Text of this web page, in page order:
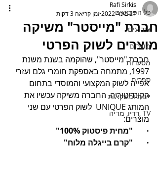
כל הפוסטים
אירועים
מוצרים
מסעדות
ספרים
יינות ומשקאות
TV ,רדיו, מדיה
חברת "מייסטר" משיקה
מוצרים לשוק הפרטי
Rafi Sirkis
27 בינו׳ 2022
זמן קריאה 3 דקות
חברת "מייסטר", שהוקמה בשנת משנת
1997, מתמחה באספקת חומרי גלם ועזרי
אפייה לשוק המקצועי והמוסדי בתחום
הקונדיטוריה. החברה משיקה עכשיו את
המותג UNIQUE  לשוק הפרטי עם שני
מוצרים:
·       "מחית פיסטוק 100%"
·       "קרם בייגלה מלוח"